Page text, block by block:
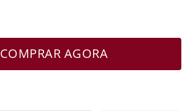
COMPRAR AGORA